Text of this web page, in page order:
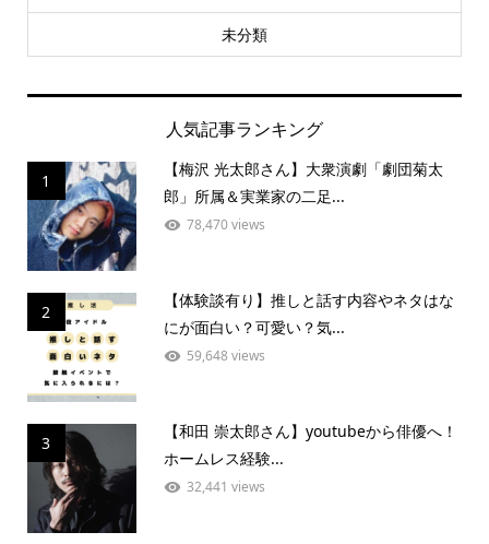
未分類
人気記事ランキング
1
【梅沢 光太郎さん】大衆演劇「劇団菊太
郎」所属＆実業家の二足...
78,470 views
2
【体験談有り】推しと話す内容やネタはな
にが面白い？可愛い？気...
59,648 views
3
【和田 崇太郎さん】youtubeから俳優へ！
ホームレス経験...
32,441 views